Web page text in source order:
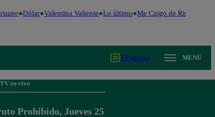
Dólar Valentina Valiente Lo último Me Caigo de Risa
TV en vivo MENÚ
TV en vivo
Prohibido, Jueves 25